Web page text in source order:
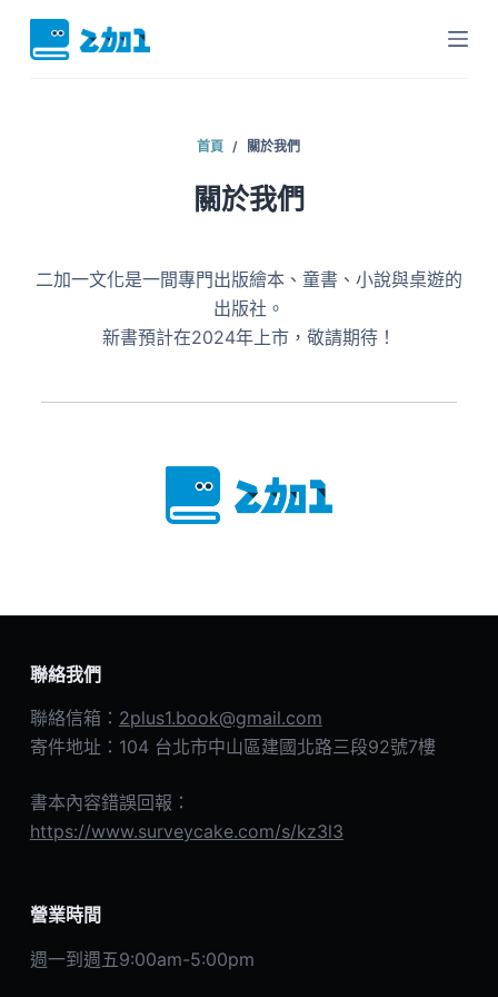
跳
至
首頁 / 關於我們
關於我們
二加一文化是一間專門出版繪本、童書、小說與桌遊的
出版社。
新書預計在2024年上市，敬請期待！
聯絡我們
聯絡信箱： 2plus1.book@gmail.com
寄件地址：104 台北市中山區建國北路三段92號7樓
書本內容錯誤回報：
https://www.surveycake.com/s/kz3l3
營業時間
週一到週五9:00am-5:00pm